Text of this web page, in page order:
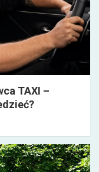
TAXI –